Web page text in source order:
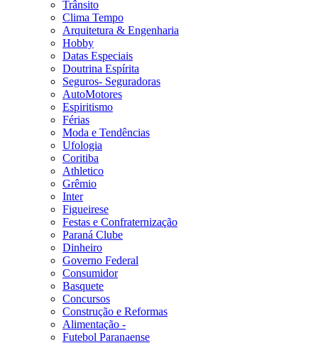
Trânsito
Clima Tempo
Arquitetura & Engenharia
Hobby
Datas Especiais
Doutrina Espírita
Seguros- Seguradoras
AutoMotores
Espiritismo
Férias
Moda e Tendências
Ufologia
Coritiba
Athletico
Grêmio
Inter
Figueirese
Festas e Confraternização
Paraná Clube
Dinheiro
Governo Federal
Consumidor
Basquete
Concursos
Construção e Reformas
Alimentação -
Futebol Paranaense